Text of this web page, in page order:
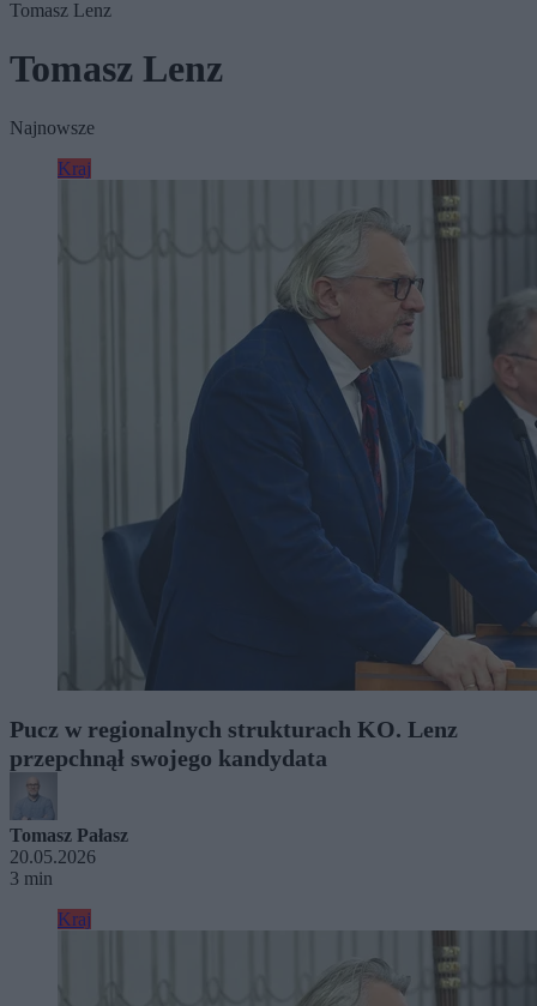
Tomasz Lenz
Tomasz Lenz
Najnowsze
Kraj
Pucz w regionalnych strukturach KO. Lenz
przepchnął swojego kandydata
Tomasz Pałasz
20.05.2026
3 min
Kraj